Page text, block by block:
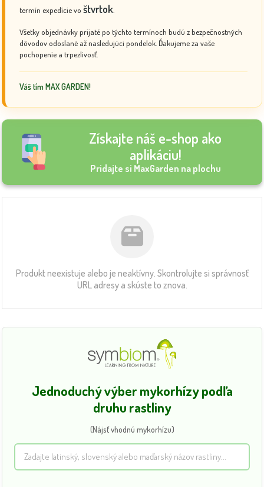
termín expedície vo štvrtok
Všetky objednávky prijaté po týchto termínoch budú z bezpečnostných
dôvodov odoslané až nasledujúci pondelok. Ďakujeme za vaše
pochopenie a trpezlivosť.
Váš tím MAX GARDEN!
Získajte náš e-shop ako
aplikáciu!
Pridajte si MaxGarden na plochu
Produkt neexistuje alebo je neaktívny. Skontrolujte si správnosť
URL adresy a skúste to znova.
Jednoduchý výber mykorhízy podľa
druhu rastliny
(Nájsť vhodnú mykorhízu)